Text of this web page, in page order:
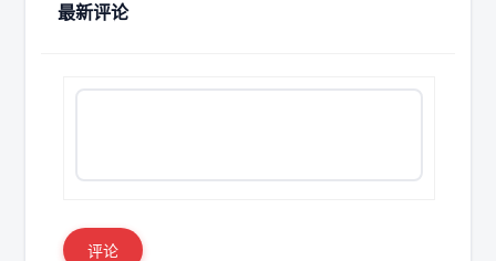
最新评论
评论